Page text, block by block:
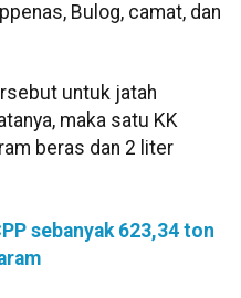
Bulog, camat, dan
untuk jatah
maka satu KK
beras dan 2 liter
sebanyak 623,34 ton